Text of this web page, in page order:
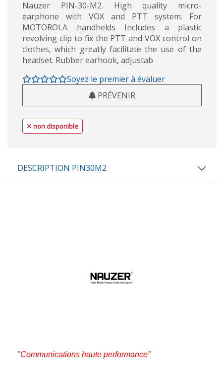
Nauzer PIN-30-M2. High quality micro-
earphone with VOX and PTT system. For
MOTOROLA handhelds Includes a plastic
revolving clip to fix the PTT and VOX control on
clothes, which greatly facilitate the use of the
headset. Rubber earhook, adjustab
Soyez le premier à évaluer
PRÉVENIR
non disponible
DESCRIPTION PIN30M2
"Communications haute performance"